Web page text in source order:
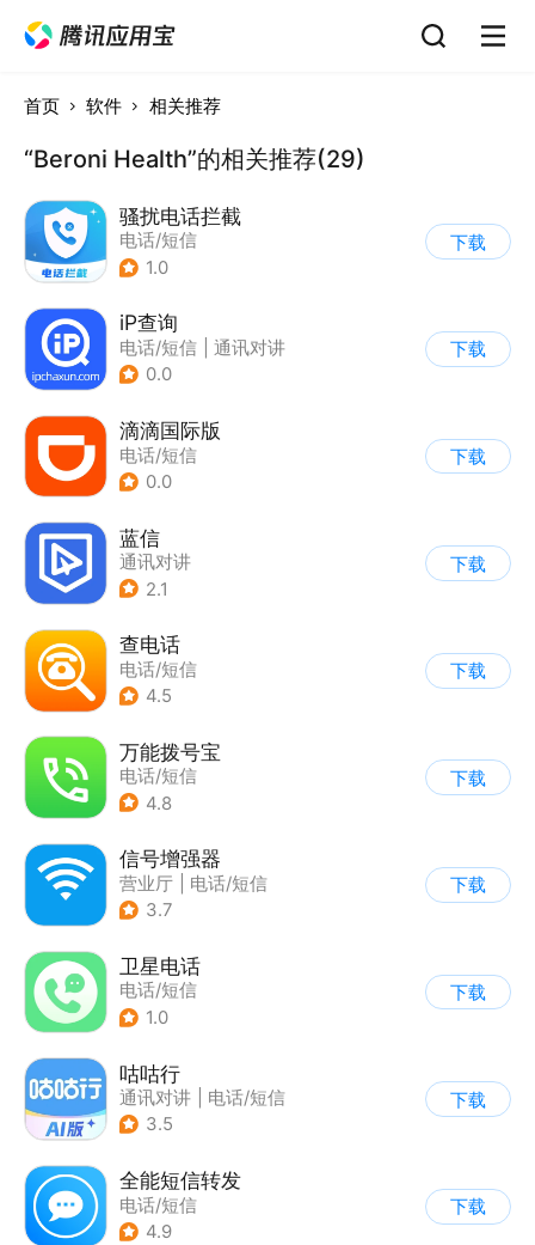
首页 软件 相关推荐
“Beroni Health”的相关推荐(29)
骚扰电话拦截
电话/短信
1.0
下载
iP查询
电话/短信
通讯对讲
0.0
下载
滴滴国际版
电话/短信
0.0
下载
蓝信
通讯对讲
2.1
下载
查电话
电话/短信
4.5
下载
万能拨号宝
电话/短信
4.8
下载
信号增强器
营业厅
电话/短信
3.7
下载
卫星电话
电话/短信
1.0
下载
咕咕行
通讯对讲
电话/短信
3.5
下载
全能短信转发
电话/短信
4.9
下载